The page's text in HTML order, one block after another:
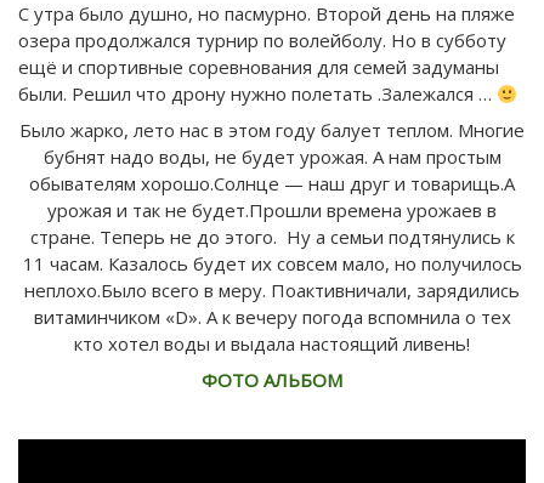
С утра было душно, но пасмурно. Второй день на пляже
озера продолжался турнир по волейболу. Но в субботу
ещё и спортивные соревнования для семей задуманы
были. Решил что дрону нужно полетать .Залежался …
Было жарко, лето нас в этом году балует теплом. Многие
бубнят надо воды, не будет урожая. А нам простым
обывателям хорошо.Солнце — наш друг и товарищь.А
урожая и так не будет.Прошли времена урожаев в
стране. Теперь не до этого. Ну а семьи подтянулись к
11 часам. Казалось будет их совсем мало, но получилось
неплохо.Было всего в меру. Поактивничали, зарядились
витаминчиком «D». А к вечеру погода вспомнила о тех
кто хотел воды и выдала настоящий ливень!
ФОТО АЛЬБОМ